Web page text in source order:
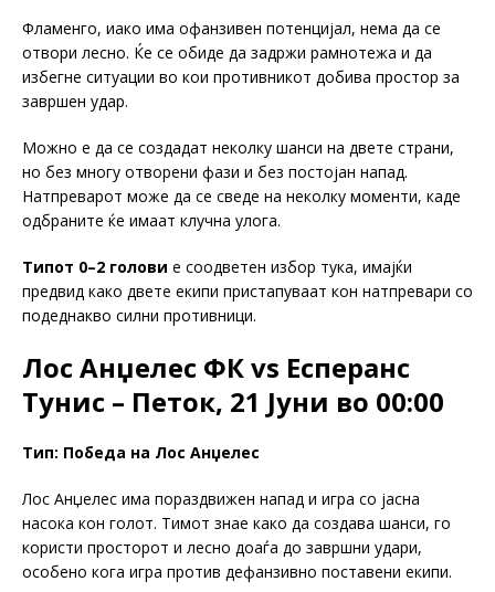
Фламенго, иако има офанзивен потенцијал, нема да се
отвори лесно. Ќе се обиде да задржи рамнотежа и да
избегне ситуации во кои противникот добива простор за
завршен удар.
Можно е да се создадат неколку шанси на двете страни,
но без многу отворени фази и без постојан напад.
Натпреварот може да се сведе на неколку моменти, каде
одбраните ќе имаат клучна улога.
Типот 0–2 голови е соодветен избор тука, имајќи
предвид како двете екипи пристапуваат кон натпревари со
подеднакво силни противници.
Лос Анџелес ФК vs Есперанс
Тунис – Петок, 21 Јуни во 00:00
Тип: Победа на Лос Анџелес
Лос Анџелес има пораздвижен напад и игра со јасна
насока кон голот. Тимот знае како да создава шанси, го
користи просторот и лесно доаѓа до завршни удари,
особено кога игра против дефанзивно поставени екипи.